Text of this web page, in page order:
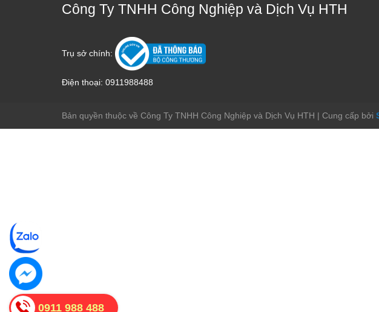
Công Ty TNHH Công Nghiệp và Dịch Vụ HTH
Trụ sở chính:
Điện thoại: 0911988488
Bản quyền thuộc về Công Ty TNHH Công Nghiệp và Dịch Vụ HTH | Cung cấp bởi
0911 988 488